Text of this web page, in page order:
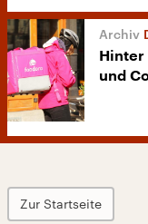
Hinter
und
Zur Startseite